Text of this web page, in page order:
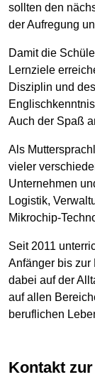
sollten den
der Aufregung
Damit die
Lernziele
Disziplin und
Auch der Spaß
Als
vieler
Unternehmen
Logistik,
Mikrochip-
Seit 2011
Anfänger bis zur
dabei auf der
auf allen
beruflichen
Kontakt